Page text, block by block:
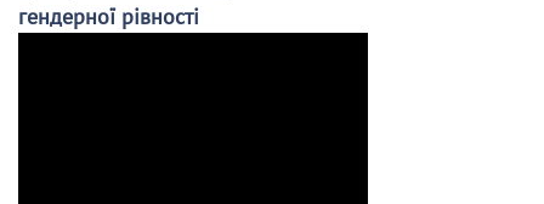
гендерної рівності